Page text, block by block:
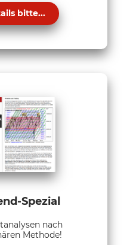
bitte...
Spezial
nach
Methode!